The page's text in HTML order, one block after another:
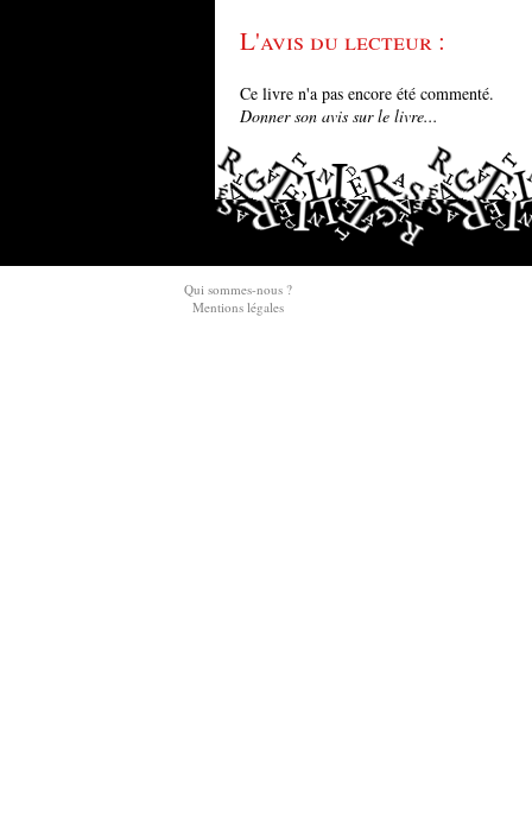
L'avis du lecteur :
Ce livre n'a pas encore été commenté.
Donner son avis sur le livre...
Qui sommes-nous ?
Mentions légales